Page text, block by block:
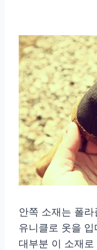
안쪽 소재는 폴
유니클로 옷을
대부분 이 소재